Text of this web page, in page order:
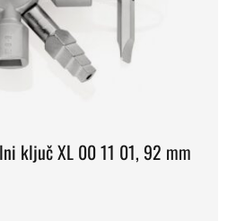
ključ XL 00 11 01, 92 mm